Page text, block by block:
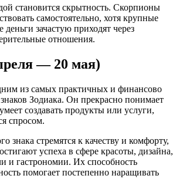
становится скрытность. Скорпионы
самостоятельно, хотя крупные
зачастую приходят через
отношения.
— 20 мая)
из самых практичных и финансово
Зодиака. Он прекрасно понимает
создавать продукты или услуги,
спросом.
знака стремятся к качеству и комфорту,
успеха в сфере красоты, дизайна,
и гастрономии. Их способность
помогает постепенно наращивать